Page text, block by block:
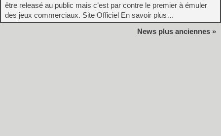
être releasé au public mais c’est par contre le premier à émuler
des jeux commerciaux. Site Officiel En savoir plus…
News plus anciennes »